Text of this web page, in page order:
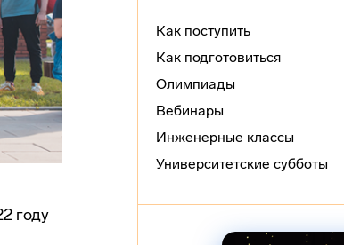
году
Как поступить
Как подготовиться
Олимпиады
Вебинары
Инженерные классы
Университетские субботы